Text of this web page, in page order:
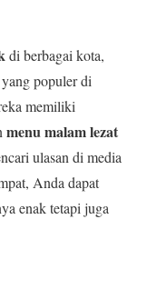
di berbagai kota,
populer di
memiliki
menu malam lezat
ulasan di media
Anda dapat
enak tetapi juga